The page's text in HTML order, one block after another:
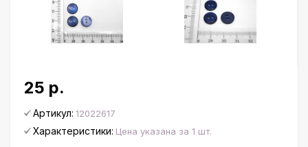
25 р.
Артикул: 12022617
Характеристики: Цена указана за 1 шт.